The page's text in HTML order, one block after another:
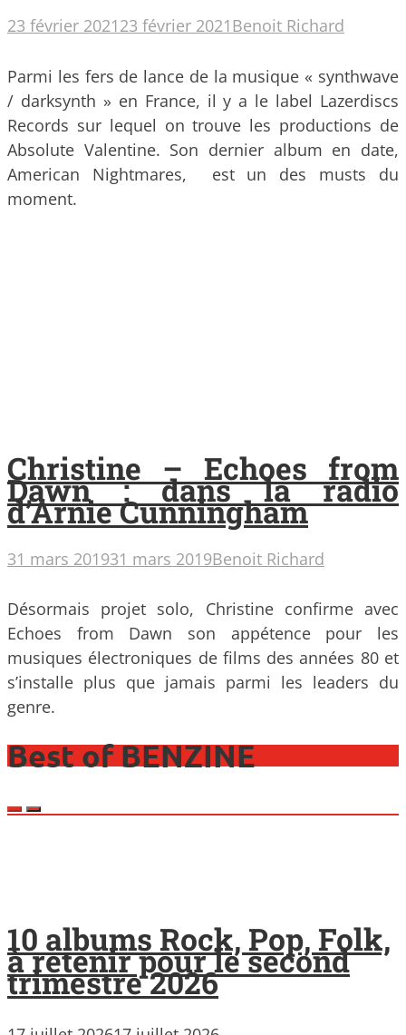
23 février 202123 février 2021 Benoit Richard
Parmi les fers de lance de la musique « synthwave
/ darksynth » en France, il y a le label Lazerdiscs
Records sur lequel on trouve les productions de
Absolute Valentine. Son dernier album en date,
American Nightmares, est un des musts du
moment.
Christine – Echoes from
Dawn : dans la radio
d’Arnie Cunningham
31 mars 201931 mars 2019Benoit Richard
Désormais projet solo, Christine confirme avec
Echoes from Dawn son appétence pour les
musiques électroniques de films des années 80 et
s’installe plus que jamais parmi les leaders du
genre.
Best of BENZINE
10 albums Rock, Pop, Folk,
à retenir pour le second
trimestre 2026